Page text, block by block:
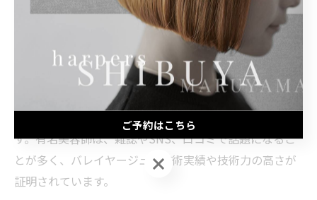
もおすすめです。実際に「色落ちがきれいだった」「ダ
メージが少なかった」などの口コミも参考になります。
バレイヤージュ有名美容師が在籍する美容室の特徴
バレイヤージュで高い満足度を得たい場合、有名美容師
が在籍する美容室の特徴を知っておくと選択に役立ちま
す。有名美容師は、雑誌やSNS、口コミで話題になるこ
とが多く、バレイヤージュの施術実績や技術力の高さが
証明されています。
ご予約はこちら
ご予約はこちら